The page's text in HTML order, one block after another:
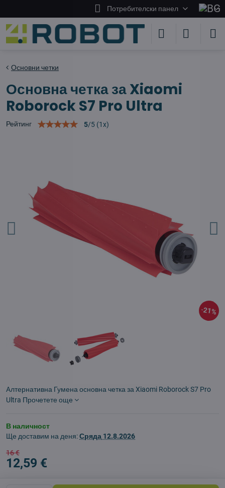
Потребителски панел
21%
Основни четки
Основна четка за Xiaomi
Roborock S7 Pro Ultra
Рейтинг 5/5 (1x)
Aлтернативна Гумена основна четка за Xiaomi Roborock S7 Pro
Ultra Прочетете още
В наличност
Ще доставим на деня:Сряда 12.8.2026
16 €
12,59 €